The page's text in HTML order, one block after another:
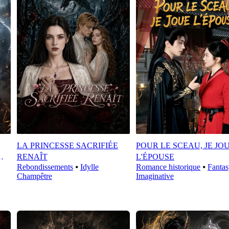
LA PRINCESSE SACRIFIÉE
RENAÎT
Rebondissements⦁ Idylle
Champêtre
POUR LE SCEAU, JE
L'ÉPOUSE
Romance historique⦁
Imaginative